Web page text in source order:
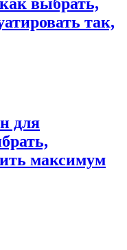
так,
для
максимум